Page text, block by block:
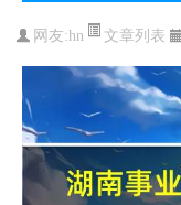
网友:hn 文章列表